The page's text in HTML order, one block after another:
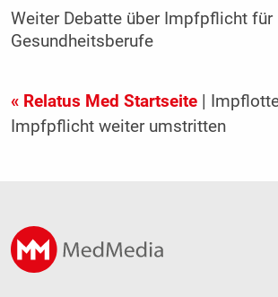
Weiter Debatte über Impfpflicht für
Gesundheitsberufe
« Relatus Med Startseite|
Impfpflicht weiter umstritten